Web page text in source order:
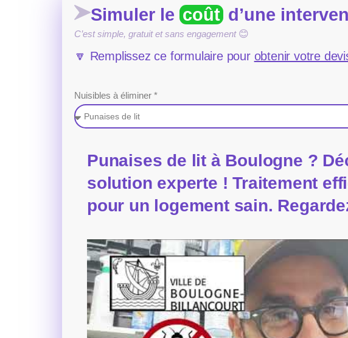
Simuler le coût d’une
C’est simple, gratuit et sans engagement 😊
🔽 Remplissez ce formulaire pour obtenir votre
Nuisibles à éliminer *
Punaises de lit à Boulogne ?
solution experte ! Traitement
pour un logement sain.